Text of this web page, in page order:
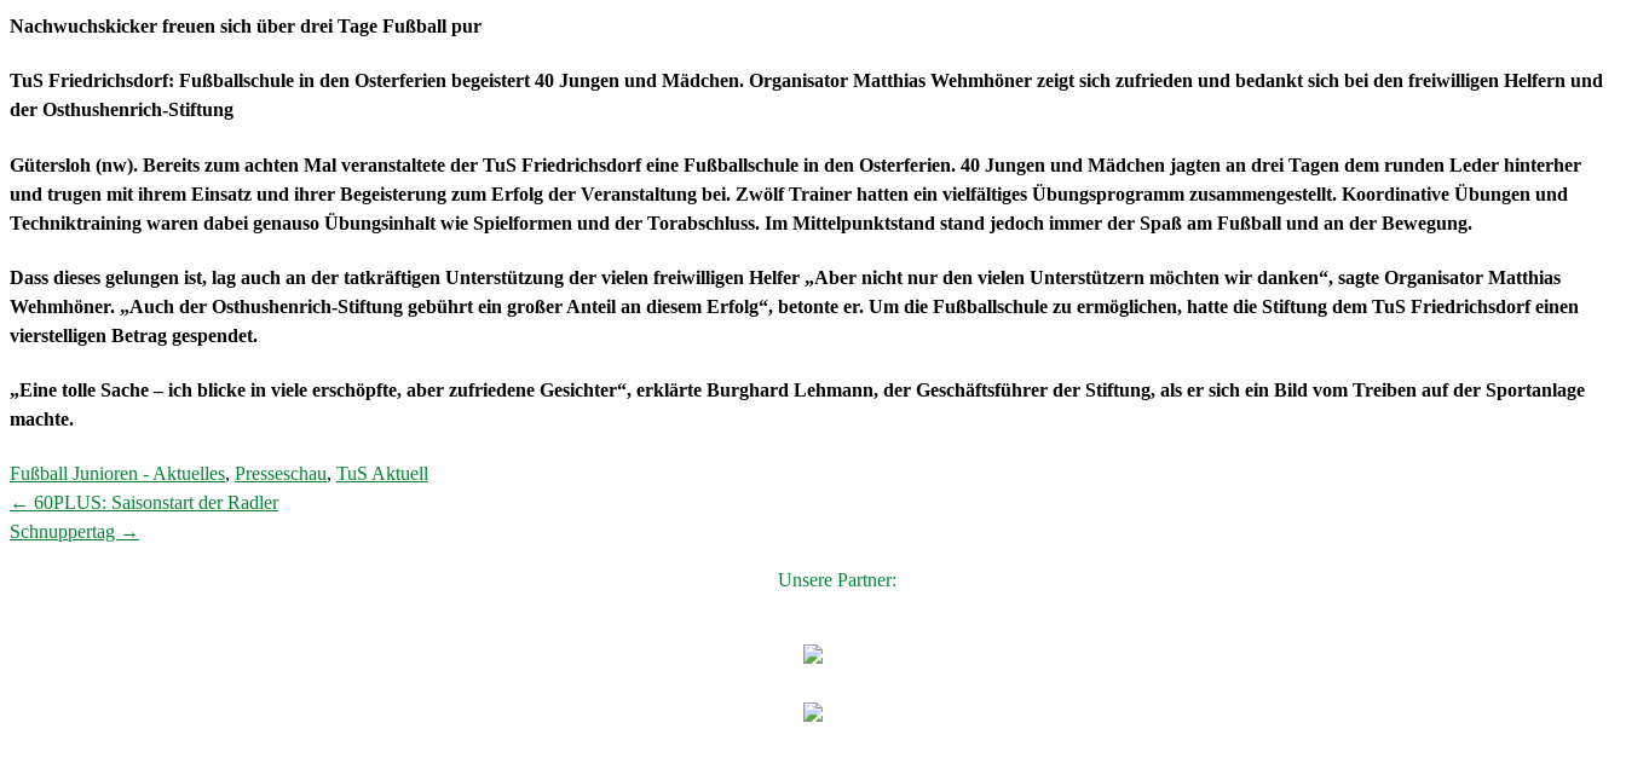
Nachwuchskicker freuen sich über drei Tage Fußball pur
TuS Friedrichsdorf: Fußballschule in den Osterferien begeistert 40 Jungen und Mädchen. Organisator Matthias Wehmhöner zeigt sich zufrieden und bedankt sich bei den freiwilligen Helfern und
der Osthushenrich-Stiftung
Gütersloh (nw). Bereits zum achten Mal veranstaltete der TuS Friedrichsdorf eine Fußballschule in den Osterferien. 40 Jungen und Mädchen jagten an drei Tagen dem runden Leder hinterher
und trugen mit ihrem Einsatz und ihrer Begeisterung zum Erfolg der Veranstaltung bei. Zwölf Trainer hatten ein vielfältiges Übungsprogramm zusammengestellt. Koordinative Übungen und
Techniktraining waren dabei genauso Übungsinhalt wie Spielformen und der Torabschluss. Im Mittelpunktstand stand jedoch immer der Spaß am Fußball und an der Bewegung.
Dass dieses gelungen ist, lag auch an der tatkräftigen Unterstützung der vielen freiwilligen Helfer „Aber nicht nur den vielen Unterstützern möchten wir danken“, sagte Organisator Matthias
Wehmhöner. „Auch der Osthushenrich-Stiftung gebührt ein großer Anteil an diesem Erfolg“, betonte er. Um die Fußballschule zu ermöglichen, hatte die Stiftung dem TuS Friedrichsdorf einen
vierstelligen Betrag gespendet.
„Eine tolle Sache – ich blicke in viele erschöpfte, aber zufriedene Gesichter“, erklärte Burghard Lehmann, der Geschäftsführer der Stiftung, als er sich ein Bild vom Treiben auf der Sportanlage
machte.
Fußball Junioren - Aktuelles, Presseschau, TuS Aktuell
Post
← 60PLUS: Saisonstart der Radler
Schnuppertag →
Unsere Partner: